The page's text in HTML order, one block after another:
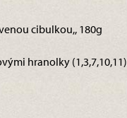
cibulkou,, 180g
hranolky (1,3,7,10,11)